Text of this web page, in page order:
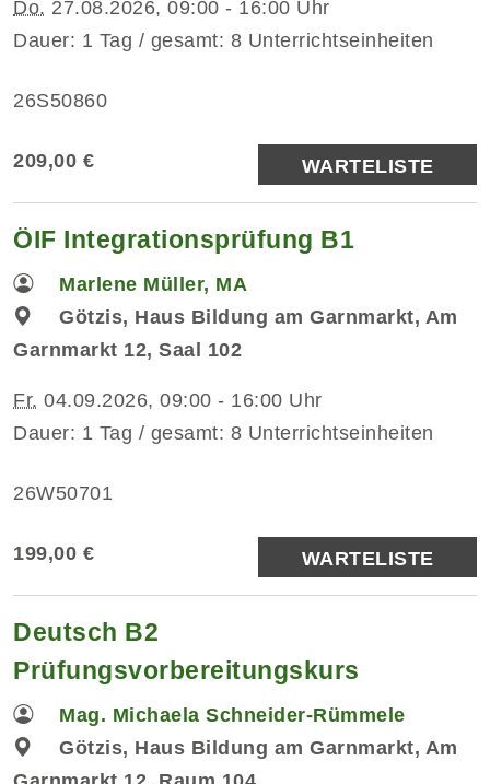
Do. 27.08.2026, 09:00 - 16:00 Uhr
Dauer: 1 Tag / gesamt: 8 Unterrichtseinheiten
26S50860
209,00 € WARTELISTE
ÖIF Integrationsprüfung B1
Marlene Müller, MA
Götzis, Haus Bildung am Garnmarkt, Am
Garnmarkt 12, Saal 102
Fr. 04.09.2026, 09:00 - 16:00 Uhr
Dauer: 1 Tag / gesamt: 8 Unterrichtseinheiten
26W50701
199,00 € WARTELISTE
Deutsch B2
Prüfungsvorbereitungskurs
Mag. Michaela Schneider-Rümmele
Götzis, Haus Bildung am Garnmarkt, Am